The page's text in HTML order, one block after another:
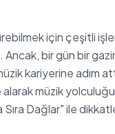
için çeşitli
bir gün bir
kariyerine adım
müzik
Sıra Dağlar" ile